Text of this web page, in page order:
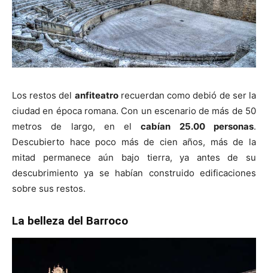
Los restos del anfiteatrorecuerdan como debió de ser la
ciudad en época romana. Con un escenario de más de 50
metros de largo, en elcabían 25.00 personas.
Descubierto hace poco más de cien años, más de la
mitad permanece aún bajo tierra, ya antes de su
descubrimiento ya se habían construido edificaciones
sobre sus restos.
La belleza del Barroco